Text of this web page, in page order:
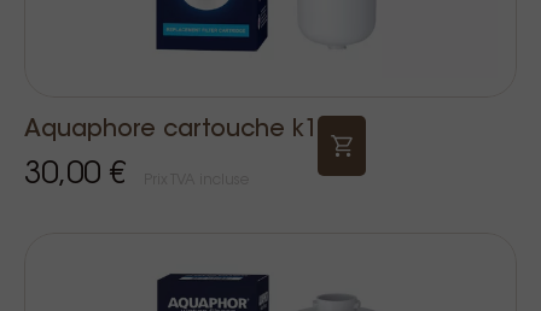
Aquaphore cartouche k1
30,00 €